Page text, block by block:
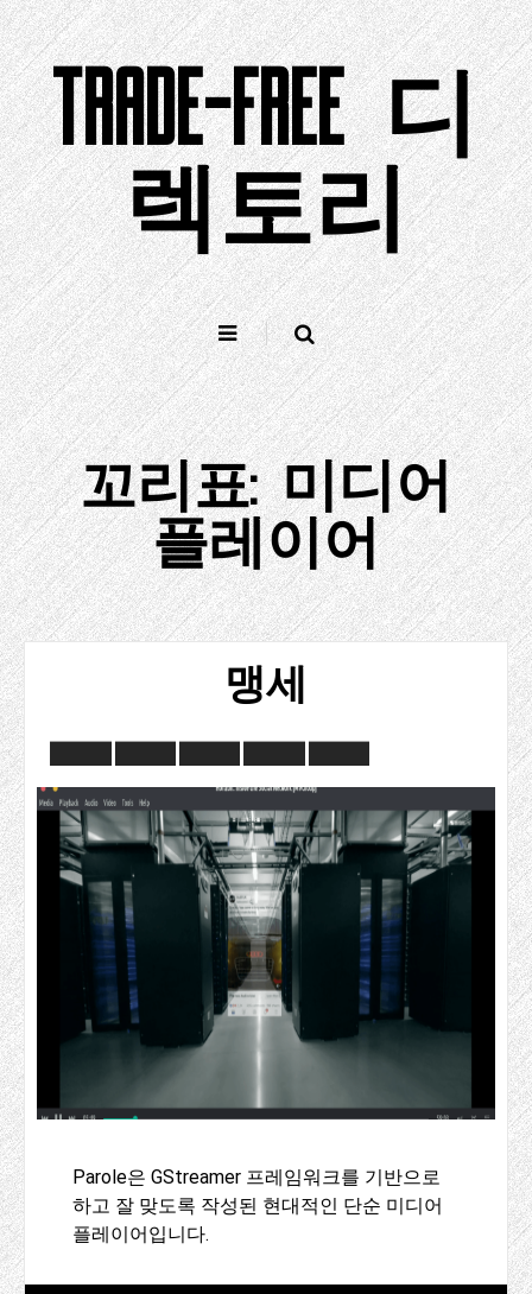
컨
텐
츠
로
건
너
뛰
기
TRADE-FREE 디
렉토리
꼬리표:미디어
플레이어
맹세
Parole은 GStreamer 프레임워크를 기반으로
하고 잘 맞도록 작성된 현대적인 단순 미디어
플레이어입니다.